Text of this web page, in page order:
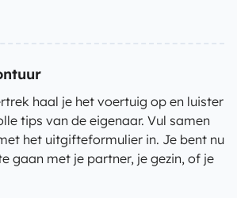
haal je het voertuig op en luister
tips van de eigenaar. Vul samen
het uitgifteformulier in. Je bent nu
gaan met je partner, je gezin, of je